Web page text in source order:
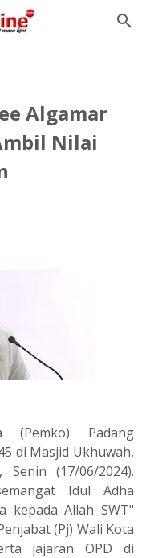
Algamar
Nilai
Padang
di Masjid Ukhuwah,
(17/06/2024).
Idul Adha
kepada Allah SWT"
(Pj) Wali Kota
jajaran OPD di